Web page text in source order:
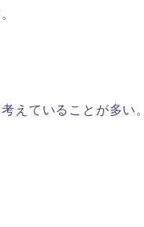
えていることが多い。